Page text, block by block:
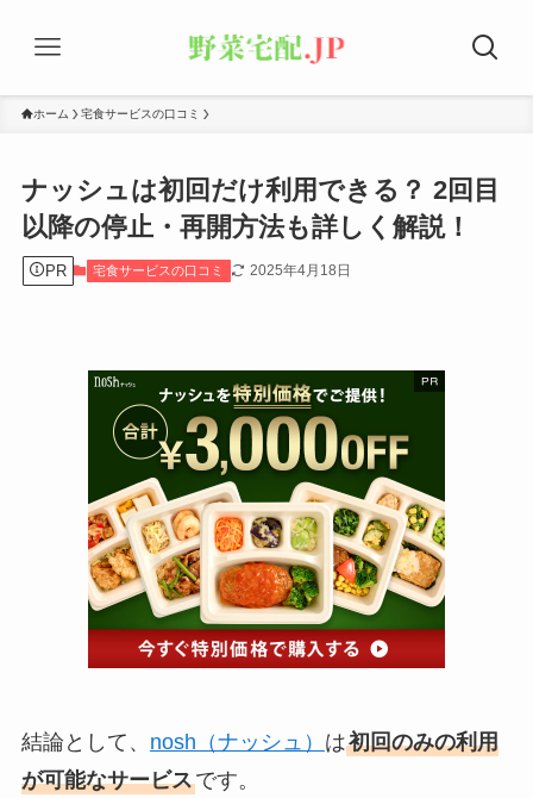
ホーム 宅食サービスの口コミ
ナッシュは初回だけ利用できる？ 2回目
以降の停止・再開方法も詳しく解説！
PR 宅食サービスの口コミ 2025年4月18日
結論として、 nosh（ナッシュ） は初回のみの利用
が可能なサービスです。